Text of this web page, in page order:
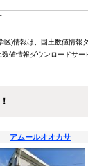
区)情報は、国土数値情
値情報ダウンロードサ
アムールオオカサ